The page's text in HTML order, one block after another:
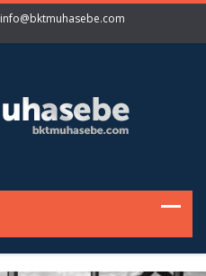
info@bktmuhasebe.com